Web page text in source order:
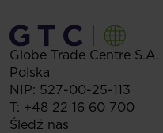
Globe Trade Centre S.A.
Polska
NIP: 527-00-25-113
T: +48 22 16 60 700
Śledź nas